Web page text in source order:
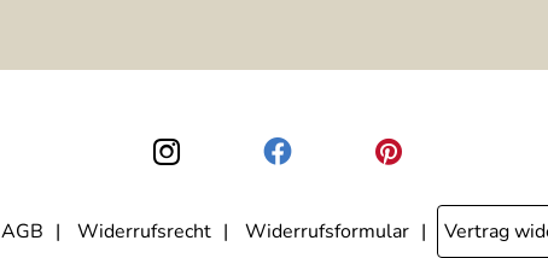
AGB Widerrufsrecht Widerrufsformular Vertrag